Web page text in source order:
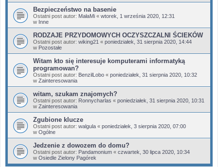
Bezpieczeństwo na basenie
Ostatni post autor: MałaMi « wtorek, 1 września 2020, 12:31
w Inne
RODZAJE PRZYDOMOWYCH OCZYSZCZALNI ŚCIEKÓW
Ostatni post autor: wiking21 « poniedziałek, 31 sierpnia 2020, 14:44
w Pozostałe
Witam kto się interesuje komputerami informatyką
programowan?
Ostatni post autor: BenzilLobo « poniedziałek, 31 sierpnia 2020, 10:32
w Zainteresowania
witam, szukam znajomych?
Ostatni post autor: Ronnycharlas « poniedziałek, 31 sierpnia 2020, 10:31
w Zainteresowania
Zgubione klucze
Ostatni post autor: walgula « poniedziałek, 3 sierpnia 2020, 07:00
w Ogólne
Jedzenie z dowozem do domu?
Ostatni post autor: Pandamonium « czwartek, 30 lipca 2020, 10:34
w Osiedle Zielony Pagórek